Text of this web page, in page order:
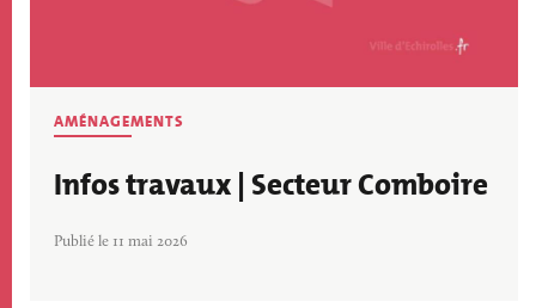
AMÉNAGEMENTS
Infos travaux | Secteur Comboire
Publié le 11 mai 2026